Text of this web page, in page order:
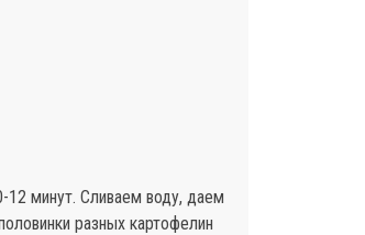
12 минут. Сливаем воду, даем
разных картофелин